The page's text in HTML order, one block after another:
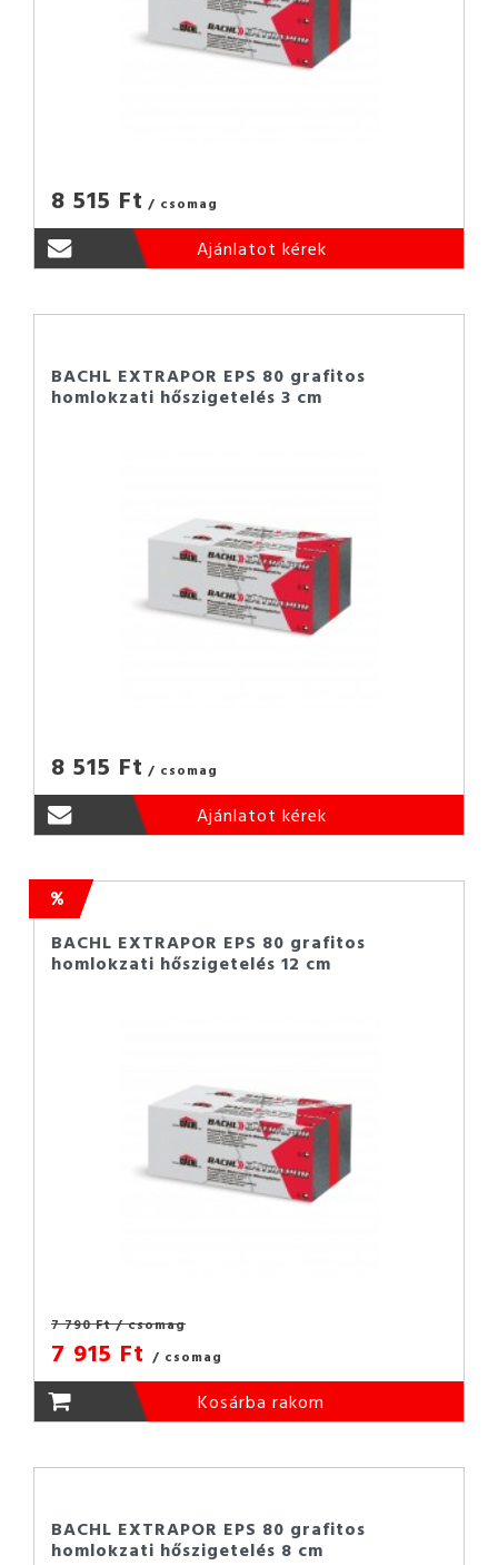
8 515 Ft / csomag
Ajánlatot kérek
BACHL EXTRAPOR EPS 80 grafitos
homlokzati hőszigetelés 3 cm
8 515 Ft / csomag
Ajánlatot kérek
BACHL EXTRAPOR EPS 80 grafitos
homlokzati hőszigetelés 12 cm
7 790 Ft/ csomag
7 915 Ft / csomag
Kosárba rakom
BACHL EXTRAPOR EPS 80 grafitos
homlokzati hőszigetelés 8 cm